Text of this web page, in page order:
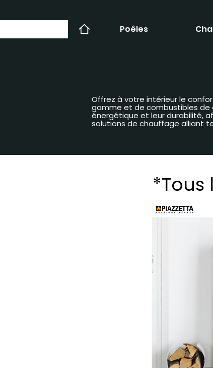
Poêles
Offrez à votre intérieur le
gamme et de combustibles de
énergétique et leur durabilité,
solutions de chauffage alliant
*Tous